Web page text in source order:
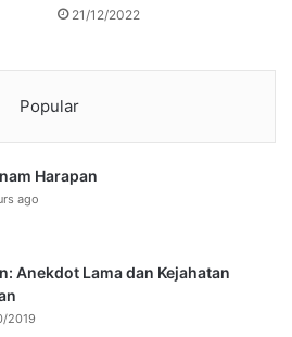
21/12/2022
Popular
Harapan
ago
Anekdot Lama dan Kejahatan
2019